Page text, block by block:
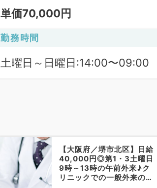
単価70,000円
勤務時間
土曜日～日曜日:14:00〜09:00
【大阪府／堺市北区】日給
40,000円◎第1・3土曜日
9時～13時の午前外来♪ク
リニックでの一般外来のお